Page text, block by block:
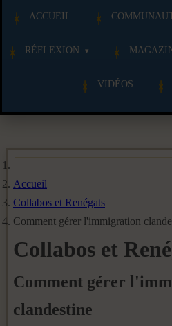
ACCUEIL
RÉFLEXION
VIDÉOS
Accueil
Collabos et Renégats
Comment gérer l'immigration
Collabos et
Comment gérer
clandestine